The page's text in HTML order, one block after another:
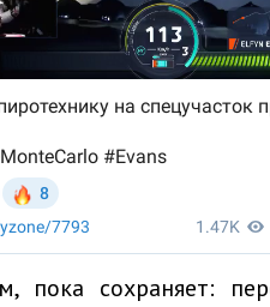
пока сохраняет: